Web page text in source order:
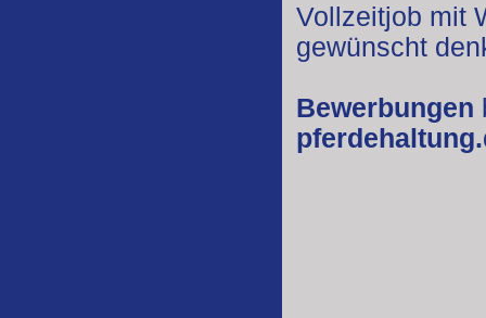
Vollzeitjob mit
gewünscht
Bewerbungen